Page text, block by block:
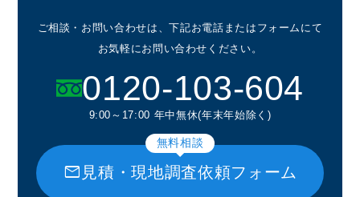
ご相談・お問い合わせは、下記お電話またはフォームにて
お気軽にお問い合わせください。
0120-103-604
9:00～17:00 年中無休(年末年始除く)
無料相談
mail 見積・現地調査依頼フォーム